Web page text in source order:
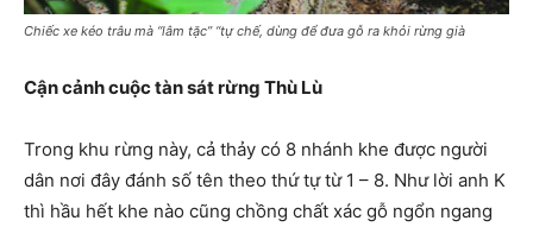
Chiếc xe kéo trâu mà “lâm tặc” “tự chế, dùng để đưa gỗ ra khỏi rừng già
Cận cảnh cuộc tàn sát rừng Thù Lù
Trong khu rừng này, cả thảy có 8 nhánh khe được người
dân nơi đây đánh số tên theo thứ tự từ 1 – 8. Như lời anh K
thì hầu hết khe nào cũng chồng chất xác gỗ ngổn ngang